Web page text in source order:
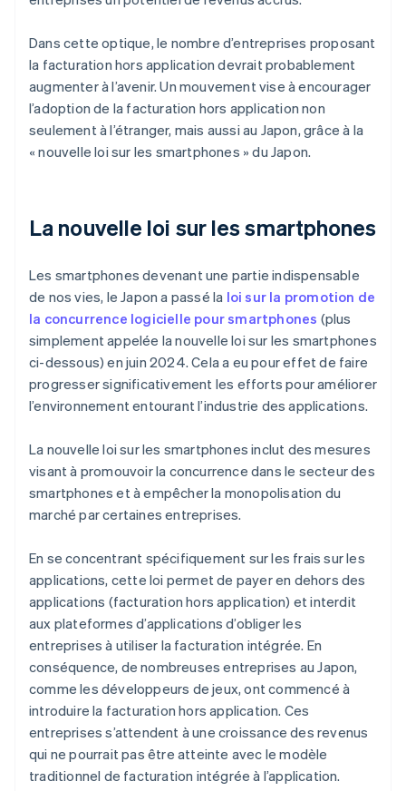
Dans cette optique, le nombre d’entreprises proposant
la facturation hors application devrait probablement
augmenter à l’avenir. Un mouvement vise à encourager
l’adoption de la facturation hors application non
seulement à l’étranger, mais aussi au Japon, grâce à la
« nouvelle loi sur les smartphones » du Japon.
La nouvelle loi sur les smartphones
Les smartphones devenant une partie indispensable
de nos vies, le Japon a passé la loi sur la promotion de
la concurrence logicielle pour smartphones (plus
simplement appelée la nouvelle loi sur les smartphones
ci-dessous) en juin 2024. Cela a eu pour effet de faire
progresser significativement les efforts pour améliorer
l’environnement entourant l’industrie des applications.
La nouvelle loi sur les smartphones inclut des mesures
visant à promouvoir la concurrence dans le secteur des
smartphones et à empêcher la monopolisation du
marché par certaines entreprises.
En se concentrant spécifiquement sur les frais sur les
applications, cette loi permet de payer en dehors des
applications (facturation hors application) et interdit
aux plateformes d’applications d’obliger les
entreprises à utiliser la facturation intégrée. En
conséquence, de nombreuses entreprises au Japon,
comme les développeurs de jeux, ont commencé à
introduire la facturation hors application. Ces
entreprises s’attendent à une croissance des revenus
qui ne pourrait pas être atteinte avec le modèle
traditionnel de facturation intégrée à l’application.